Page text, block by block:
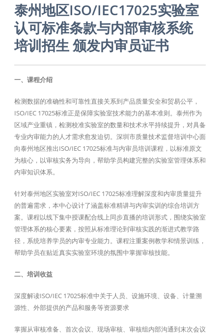
泰州地区ISO/IEC17025实验室
认可标准条款与内部审核系统
培训招生 颁发内审员证书
一、课程介绍
检测数据的准确性和可靠性直接关系到产品质量安全和贸易公平，
ISO/IEC 17025标准正是保障实验室技术能力的基本准则。泰州作为
区域产业重镇，检测校准实验室的数量和技术水平持续提升，对具备
专业内审能力的人才需求愈发迫切。深圳市质量技术监督培训中心面
向泰州地区推出ISO/IEC 17025标准与内审员培训课程，以标准原文
为核心，以审核实务为导向，帮助学员构建完整的实验室管理体系和
内审知识体系。
针对泰州地区实验室对ISO/IEC 17025标准理解深度和内审质量提升
的普遍需求，本中心设计了涵盖标准精讲与内审实训的综合培训方
案。课程以线下集中授课配合线上同步直播的培训形式，围绕实验室
管理体系的核心要素，按照从标准理论到审核实践的渐进式教学路
径，系统培养学员的内审专业能力。课程注重案例教学和情景训练，
帮助学员在贴近真实实验室环境的氛围中掌握审核技能。
二、培训收益
深度解读ISO/IEC 17025标准中关于人员、设施环境、设备、计量溯
源性、外部提供的产品和服务等资源要求
掌握从审核准备、首次会议、现场审核、审核组内部沟通到末次会议